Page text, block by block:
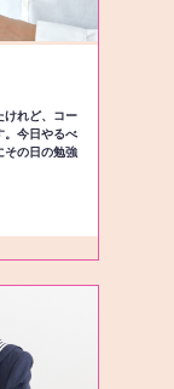
けれど、コー
。今日やるべ
その日の勉強